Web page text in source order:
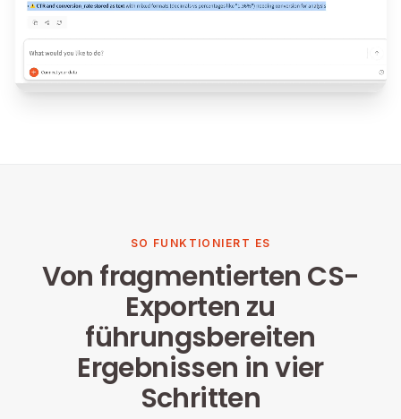
SO FUNKTIONIERT ES
Von fragmentierten CS-
Exporten zu
führungsbereiten
Ergebnissen in vier
Schritten